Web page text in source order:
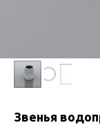
Звенья